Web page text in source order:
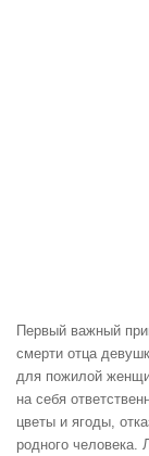
Первый важный
смерти отца
для пожилой
на себя
цветы и ягоды,
родного человека.